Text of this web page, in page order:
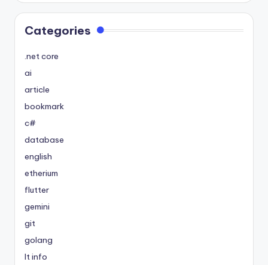
Categories
.net core
ai
article
bookmark
c#
database
english
etherium
flutter
gemini
git
golang
It info